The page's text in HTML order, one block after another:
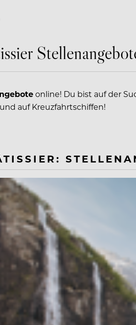
online! Du bist auf der
auf Kreuzfahrtschiffen!